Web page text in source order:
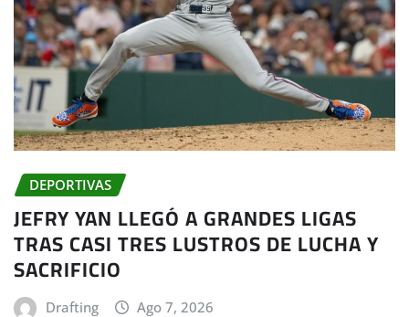
DEPORTIVAS
JEFRY YAN LLEGÓ A GRANDES LIGAS
TRAS CASI TRES LUSTROS DE LUCHA Y
SACRIFICIO
Drafting Ago 7, 2026